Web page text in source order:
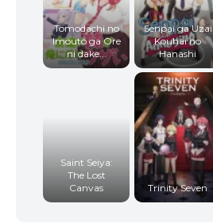
Tomodachi no
Imouto ga Ore
ni dake...
Senpai ga Uzai
Kouhai no
Hanashi
Saint Seiya:
The Lost
Canvas
Trinity Seven